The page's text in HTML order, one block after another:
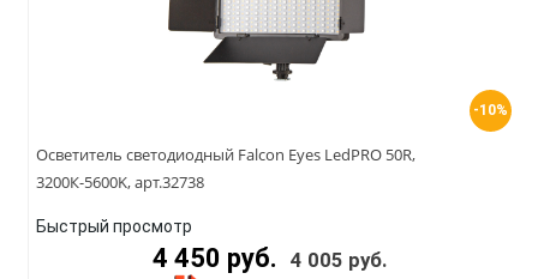
-10%
Осветитель светодиодный Falcon Eyes LedPRO 50R,
3200К-5600K, арт.32738
Быстрый просмотр
4 450 руб. 4 005 руб.